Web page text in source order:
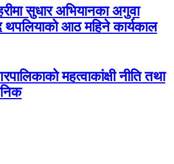
सुधार अभियानका अगुवा
थपलियाको आठ महिने कार्यकाल
महत्वाकांक्षी नीति तथा